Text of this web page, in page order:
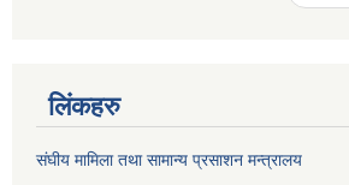
लिंकहरु
संघीय मामिला तथा सामान्य प्रसाशन मन्त्रालय